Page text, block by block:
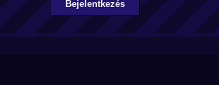
Bejelentkezés